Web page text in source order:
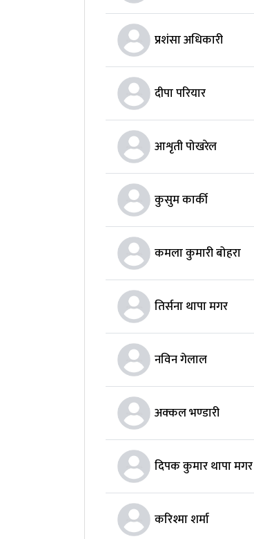
प्रशंसा अधिकारी
दीपा पर‍ियार
आशृती पोखरेल
कुसुम कार्की
कमला कुमारी बोहरा
तिर्सना थापा मगर
नविन गेलाल
अक्‍कल भण्‍डारी
दिपक कुमार थापा मगर
करिश्मा शर्मा